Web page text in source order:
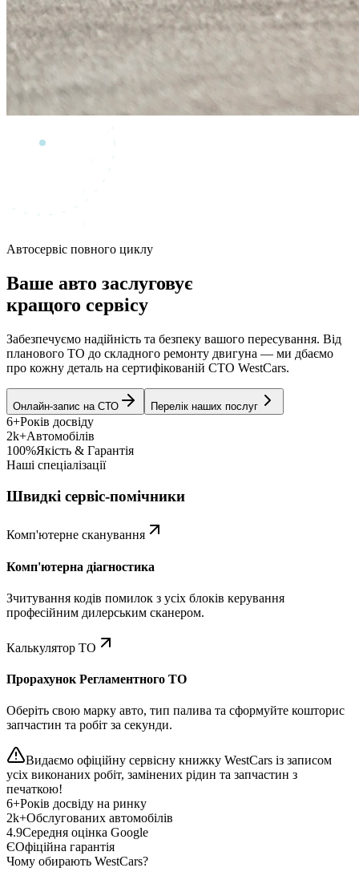
Автосервіс повного циклу
Ваше авто заслуговує
кращого сервісу
Забезпечуємо надійність та безпеку вашого пересування. Від
планового ТО до складного ремонту двигуна — ми дбаємо
про кожну деталь на сертифікованій СТО WestCars.
Онлайн-запис на СТО Перелік наших послуг
6+Років досвіду
2k+Автомобілів
100%Якість & Гарантія
Наші спеціалізації
Швидкі сервіс-помічники
Комп'ютерне сканування
Комп'ютерна діагностика
Зчитування кодів помилок з усіх блоків керування
професійним дилерським сканером.
Калькулятор ТО
Прорахунок Регламентного ТО
Оберіть свою марку авто, тип палива та сформуйте кошторис
запчастин та робіт за секунди.
Видаємо офіційну сервісну книжку WestCars із записом
усіх виконаних робіт, замінених рідин та запчастин з
печаткою!
6+Років досвіду на ринку
2k+Обслугованих автомобілів
4.9Середня оцінка Google
ЄОфіційна гарантія
Чому обирають WestCars?